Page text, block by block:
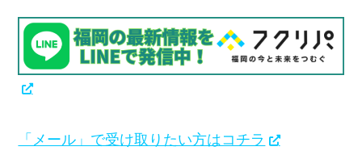
「メール」で受け取りたい方はコチラ